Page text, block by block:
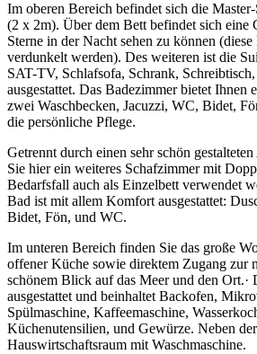
Im oberen Bereich befindet sich die
(2 x 2m). Über dem Bett befindet sich eine
Sterne in der Nacht sehen zu können
verdunkelt werden). Des weiteren ist die
SAT-TV, Schlafsofa, Schrank,
ausgestattet. Das Badezimmer bietet Ihnen
zwei Waschbecken, Jacuzzi, WC, Bidet,
die persönliche Pflege.
Getrennt durch einen sehr schön
Sie hier ein weiteres Schafzimmer mit
Bedarfsfall auch als Einzelbett verwendet
Bad ist mit allem Komfort ausgestattet:
Bidet, Fön, und WC.
Im unteren Bereich finden Sie das große
offener Küche sowie direktem Zugang zur
schönem Blick auf das Meer und den Ort.·
ausgestattet und beinhaltet Backofen,
Spülmaschine, Kaffeemaschine,
Küchenutensilien, und Gewürze. Neben
Hauswirtschaftsraum mit Waschmaschine.